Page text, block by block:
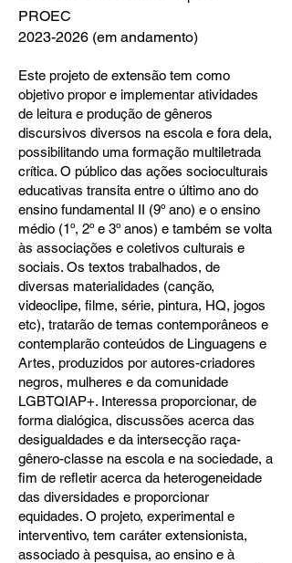
PROEC
2023-2026 (em andamento)
Este projeto de extensão tem como
objetivo propor e implementar atividades
de leitura e produção de gêneros
discursivos diversos na escola e fora dela,
possibilitando uma formação multiletrada
crítica. O público das ações socioculturais
educativas transita entre o último ano do
ensino fundamental II (9º ano) e o ensino
médio (1º, 2º e 3º anos) e também se volta
às associações e coletivos culturais e
sociais. Os textos trabalhados, de
diversas materialidades (canção,
videoclipe, filme, série, pintura, HQ, jogos
etc), tratarão de temas contemporâneos e
contemplarão conteúdos de Linguagens e
Artes, produzidos por autores-criadores
negros, mulheres e da comunidade
LGBTQIAP+. Interessa proporcionar, de
forma dialógica, discussões acerca das
desigualdades e da intersecção raça-
gênero-classe na escola e na sociedade, a
fim de refletir acerca da heterogeneidade
das diversidades e proporcionar
equidades. O projeto, experimental e
interventivo, tem caráter extensionista,
associado à pesquisa, ao ensino e à